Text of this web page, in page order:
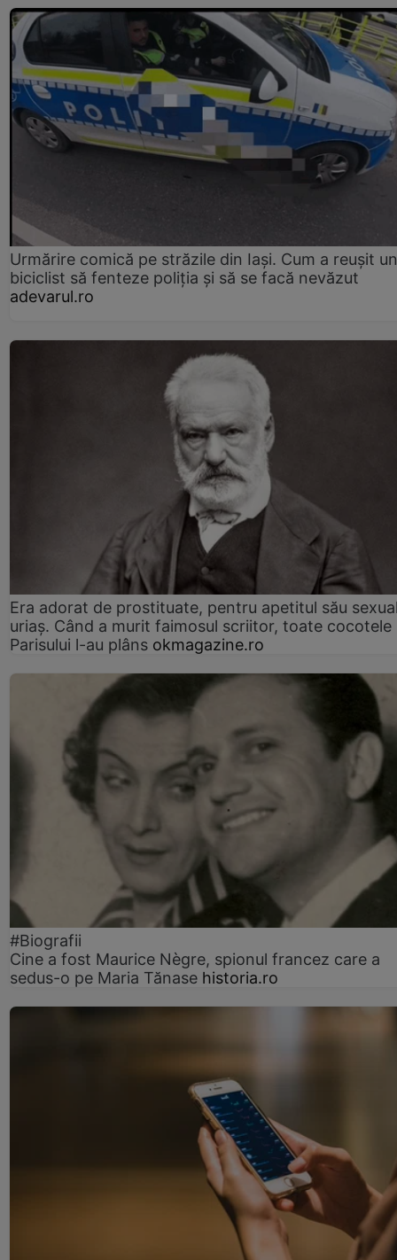
Urmărire comică pe străzile din Iași. Cum a reușit un
biciclist să fenteze poliția și să se facă nevăzut
adevarul.ro
Era adorat de prostituate, pentru apetitul său
uriaș. Când a murit faimosul scriitor, toate cocotele
Parisului l-au plâns okmagazine.ro
#Biografii
Cine a fost Maurice Nègre, spionul francez care a
sedus-o pe Maria Tănase historia.ro